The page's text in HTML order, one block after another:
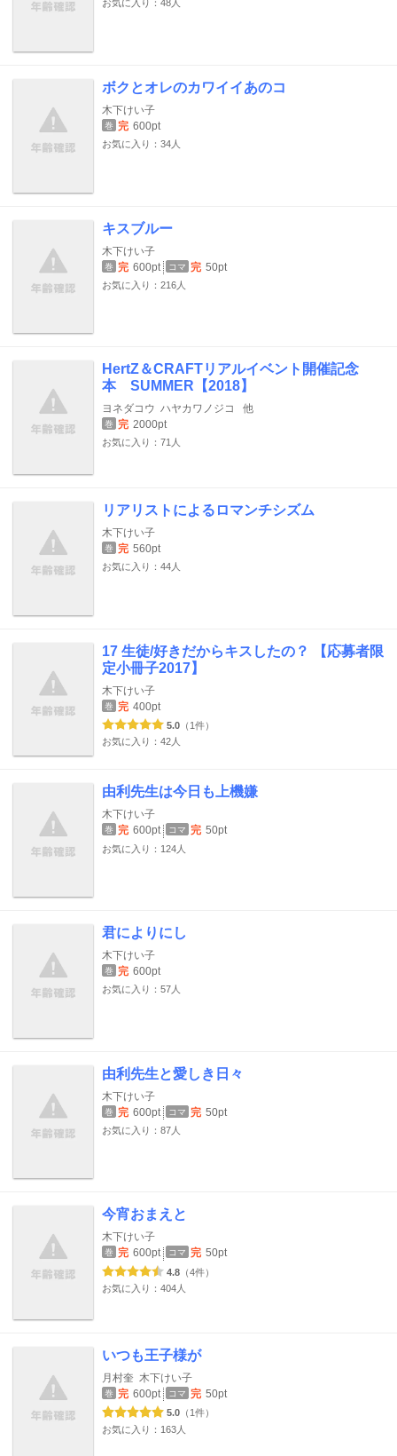
お気に入り：48人
ボクとオレのカワイイあのコ
木下けい子
巻 完 600pt
お気に入り：34人
キスブルー
木下けい子
巻 完 600pt コマ 完 50pt
お気に入り：216人
HertZ＆CRAFTリアルイベント開催記念
本 SUMMER【2018】
ヨネダコウ ハヤカワノジコ 他
巻 完 2000pt
お気に入り：71人
リアリストによるロマンチシズム
木下けい子
巻 完 560pt
お気に入り：44人
17 生徒/好きだからキスしたの？ 【応募者限
定小冊子2017】
木下けい子
巻 完 400pt
5.0 （1件）
お気に入り：42人
由利先生は今日も上機嫌
木下けい子
巻 完 600pt コマ 完 50pt
お気に入り：124人
君によりにし
木下けい子
巻 完 600pt
お気に入り：57人
由利先生と愛しき日々
木下けい子
巻 完 600pt コマ 完 50pt
お気に入り：87人
今宵おまえと
木下けい子
巻 完 600pt コマ 完 50pt
4.8 （4件）
お気に入り：404人
いつも王子様が
月村奎 木下けい子
巻 完 600pt コマ 完 50pt
5.0 （1件）
お気に入り：163人